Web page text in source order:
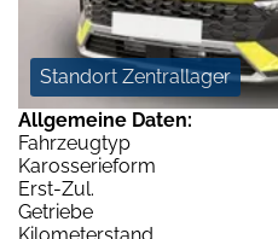
Standort Zentrallager
Allgemeine Daten:
Fahrzeugtyp
Karosserieform
Erst-Zul.
Getriebe